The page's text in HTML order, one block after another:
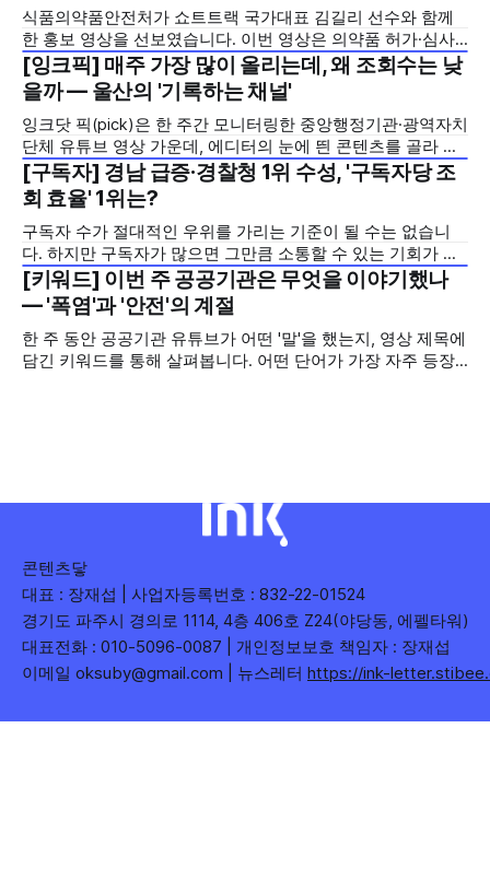
식품의약품안전처가 쇼트트랙 국가대표 김길리 선수와 함께
한 홍보 영상을 선보였습니다. 이번 영상은 의약품 허가·심사
기간을 기존 420일에서 240일로 단축한 정책을 국민에게 쉽
고 친근하게 알리기 위해 제작한 것으로, 딱딱하게 느껴질 수
있는 규제 정책을, 빙판 위에서 빠른 스피드와 꼼꼼한 준비를
모두 갖춘 김길리 선수의 이미지에 빗대어 풀어낸 것이 특징입
니다. '빠르지만
2026년 7월 5주
[잉크픽] 매주 가장 많이 올리는데, 왜 조회수는 낮
을까 — 울산의 '기록하는 채널'
잉크닷 픽(pick)은 한 주간 모니터링한 중앙행정기관·광역자치
단체 유튜브 영상 가운데, 에디터의 눈에 띈 콘텐츠를 골라 그
시도와 의미를 들여다보는 코너입니다. 조회수 순위표 맨 위에
오르지는 못했지만, 다른 채널이 가지 않은 길을 택한 콘텐츠
를 소개합니다. 이번 주는 특정 영상 한 편이 아니라, 채널 하나
의 '변화'를 이야기하려
2026년 7월 5주
[구독자] 경남 급증·경찰청 1위 수성, '구독자당 조
회 효율' 1위는?
구독자 수가 절대적인 우위를 가리는 기준이 될 수는 없습니
다. 하지만 구독자가 많으면 그만큼 소통할 수 있는 기회가 많
아집니다. 소통은 곧 채널의 신뢰로 이어집니다. 억지로 구독
자를 확보하기보다는 소통하는, 그래서 충성도 높은 구독자를
다수 확보하길 바라는 마음을 담아, 중앙행정기관과 광역자치
단체 유튜브 채널의 구독자를 월 단위로 분석합니다. 중앙행정
기관과 광역자치단체 유튜브 채널의 구독자를 통합하여
2026년 7월 5주
[키워드] 이번 주 공공기관은 무엇을 이야기했나
— '폭염'과 '안전'의 계절
한 주 동안 공공기관 유튜브가 어떤 '말'을 했는지, 영상 제목에
담긴 키워드를 통해 살펴봅니다. 어떤 단어가 가장 자주 등장
콘텐츠닿
대표 : 장재섭 | 사업자등록번호 : 832-22-01524
경기도 파주시 경의로 1114, 4층 406호 Z24(야당동, 에펠타워)
대표전화 : 010-5096-0087 | 개인정보보호 책임자 : 장재섭
이메일 oksuby@gmail.com | 뉴스레터 https://ink-